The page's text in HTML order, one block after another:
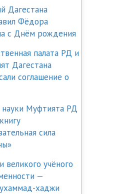
Дагестана
Фёдора
с Днём рождения
палата РД и
Дагестана
соглашение о
Муфтията РД
сила
великого учёного
—
хаджи